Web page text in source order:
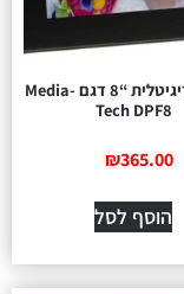
מסגרת דיגיטלית “8 דגם Media-
Tech DPF8
₪365.00
הוסף לסל